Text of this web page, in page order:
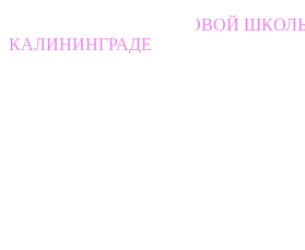
4 АДРЕСА ЯЗЫКОВОЙ
КАЛИНИНГРАДЕ